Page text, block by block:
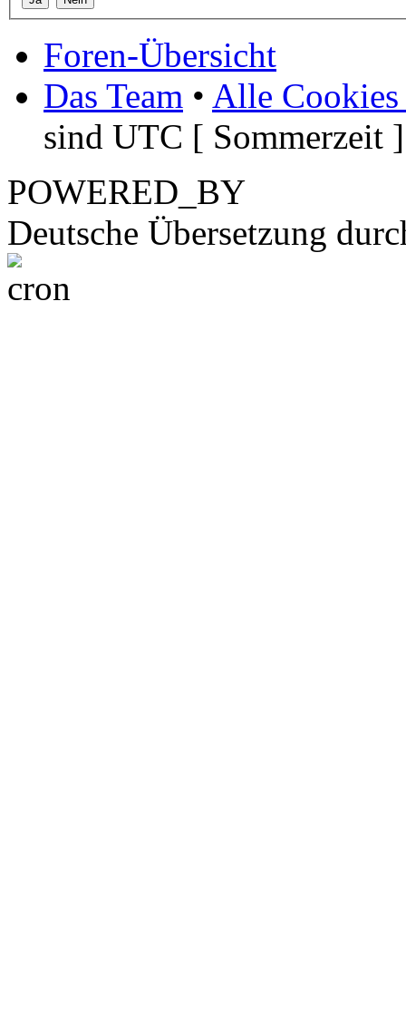
Foren-Übersicht
Das Team • Alle Cookies
sind UTC [ Sommerzeit ]
POWERED_BY
Deutsche Übersetzung